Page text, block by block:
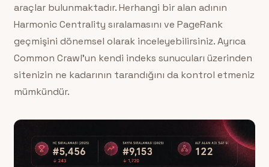
araçlar bulunmaktadır. Herhangi bir alan adının
Harmonic Centrality sıralamasını ve PageRank
geçmişini dönemsel olarak inceleyebilirsiniz. Ayrıca
Common Crawl’un kendi indeks sunucuları üzerinden
sitenizin ne kadarının tarandığını da kontrol etmeniz
mümkündür.